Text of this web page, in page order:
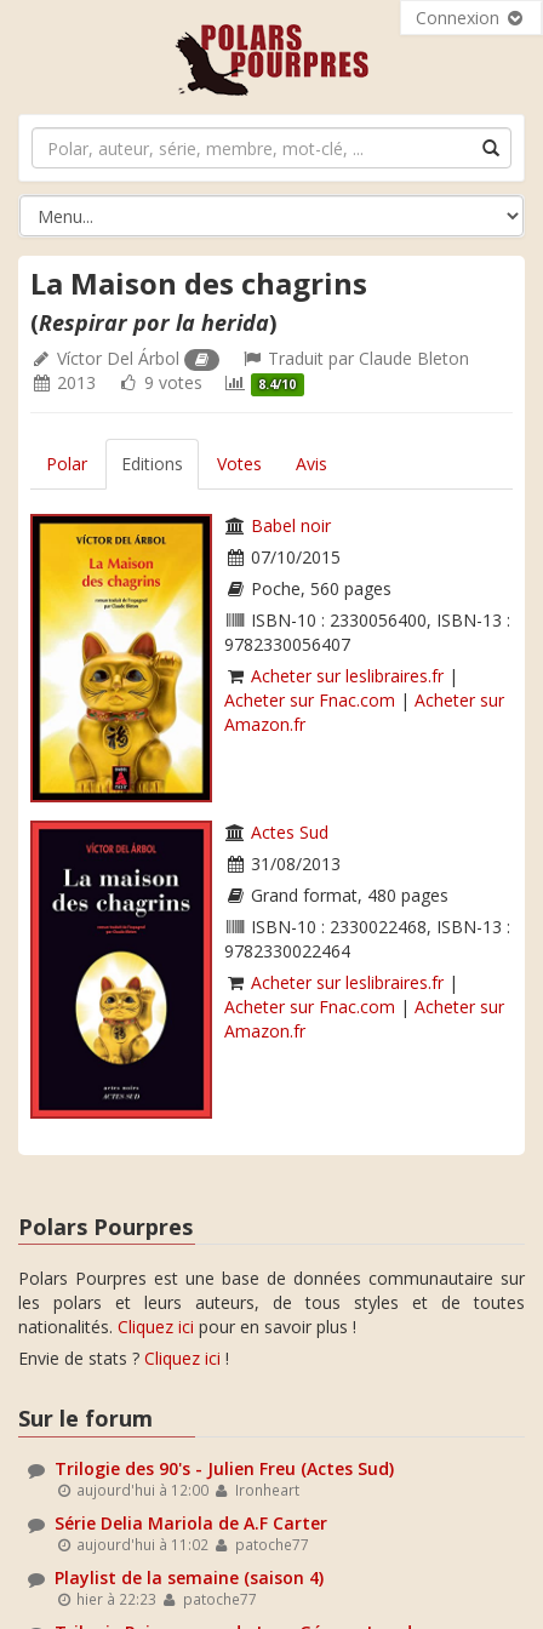
Connexion
La Maison des chagrins
(Respirar por la herida)
Víctor Del Árbol Traduit par Claude Bleton
2013
9 votes 8.4/10
Polar Editions Votes Avis
Babel noir
07/10/2015
Poche, 560 pages
ISBN-10 : 2330056400, ISBN-13 :
9782330056407
Acheter sur leslibraires.fr|
Acheter sur Fnac.com | Acheter sur
Amazon.fr
Actes Sud
31/08/2013
Grand format, 480 pages
ISBN-10 : 2330022468, ISBN-13 :
9782330022464
Acheter sur leslibraires.fr|
Acheter sur Fnac.com | Acheter sur
Amazon.fr
Polars Pourpres
Polars Pourpres est une base de données communautaire sur
les polars et leurs auteurs, de tous styles et de toutes
nationalités. Cliquez ici pour en savoir plus !
Envie de stats ? Cliquez ici !
Sur le forum
Trilogie des 90's - Julien Freu (Actes Sud)
aujourd'hui à 12:00 Ironheart
Série Delia Mariola de A.F Carter
aujourd'hui à 11:02 patoche77
Playlist de la semaine (saison 4)
hier à 22:23 patoche77